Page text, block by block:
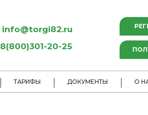
info@torgi82.ru
8(800)301-20-25
ТАРИФЫ ДОКУМЕНТЫ О